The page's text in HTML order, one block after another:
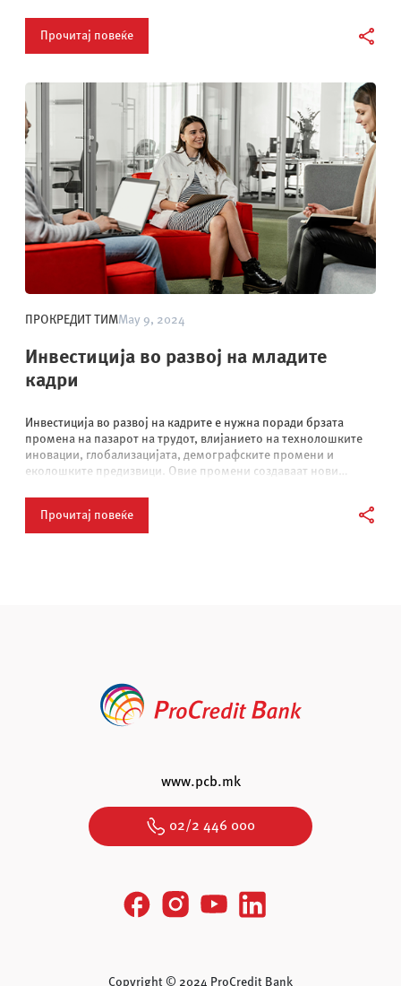
Прочитај повеќе
ПРОКРЕДИТ ТИМMay 9, 2024
Инвестиција во развој на младите
кадри
Инвестиција во развој на кадрите е нужна поради брзата
промена на пазарот на трудот, влијанието на технолошките
иновации, глобализацијата, демографските промени и
еколошките предизвици. Овие промени создаваат нови
Прочитај повеќе
www.pcb.mk
02/2 446 000
Copyright © 2024 ProCredit Bank